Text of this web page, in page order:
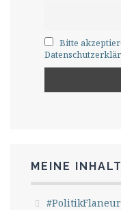
Bitte
MEINE
#PolitikFlaneur